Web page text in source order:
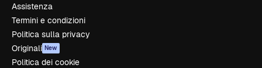
Assistenza
Termini e condizioni
Politica sulla privacy
Originali New
Politica dei cookie